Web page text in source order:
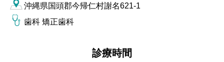
沖縄県国頭郡今帰仁村謝名621-1
歯科 矯正歯科
診療時間